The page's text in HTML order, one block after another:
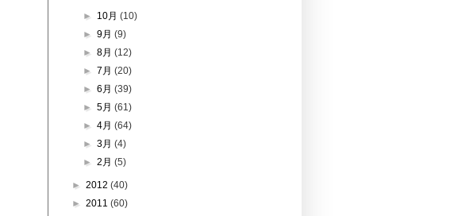
► 10月(10)
►9月(9)
►8月(12)
►7月(20)
►6月(39)
►5月(61)
►4月(64)
►3月(4)
►2月(5)
► 2012 (40)
► 2011 (60)